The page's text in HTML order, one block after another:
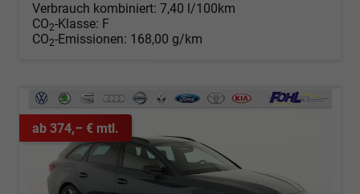
Verbrauch kombiniert: 7,40 l/100km
CO2-Klasse: F
CO2-Emissionen: 168,00 g/km
ab 374,– € mtl.